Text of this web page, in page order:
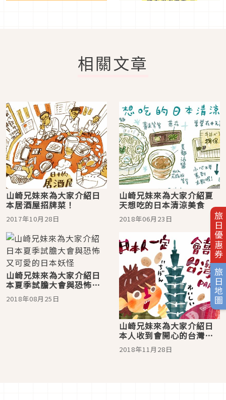
旅日優惠券
旅日地圖
相關文章
山崎兄妹來為大家介紹日
本居酒屋招牌菜！
2017年10月28日
山崎兄妹來為大家介紹夏
天想吃的日本清涼美食
2018年06月23日
山崎兄妹來為大家介紹日
本夏季試膽大會與恐怖又
可愛的日本妖怪
2018年08月25日
山崎兄妹來為大家介紹日
本人收到會開心的台灣伴
手禮 PART2
2018年11月28日